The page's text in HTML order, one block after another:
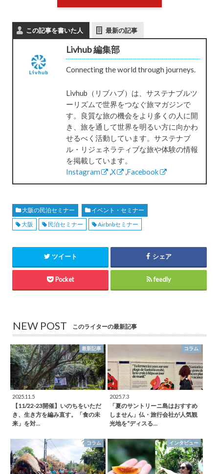
この記事を書いた人 最新の記事
Livhub 編集部
Connecting the world through journeys.
Livhub（リブハブ）は、サステナブルツ
ーリズムで世界をつなぐ旅マガジンで
す。良質な旅の機会をより多くの人に開
き、旅を通して世界を明るい方に向かわ
せるべく活動しています。サステナブ
ル・リジェネラティブな旅や体験の情報
を掲載しています。
Instagram
,X ,Facebook
大阪の民泊セミナー
イベント・セミナー
大阪
民泊セミナー Airbnbセミナー
ツイート シェア
Pocket feedly
NEW POST このライターの最新記事
最新記事
2025.11.5
【11/22-23開催】いのちをいただ
き、生き方を編み直す。「食の未
来」を対…
コラム
2025.7.3
「夏のサントリーニ島はおすすめ
しません」仏・旅行会社が人気観
光地を“ディスる…
コラム インタビュー